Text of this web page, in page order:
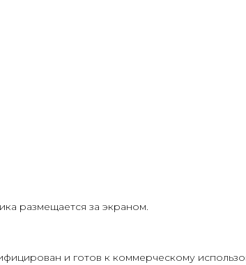
размещается за экраном.
и готов к коммерческому